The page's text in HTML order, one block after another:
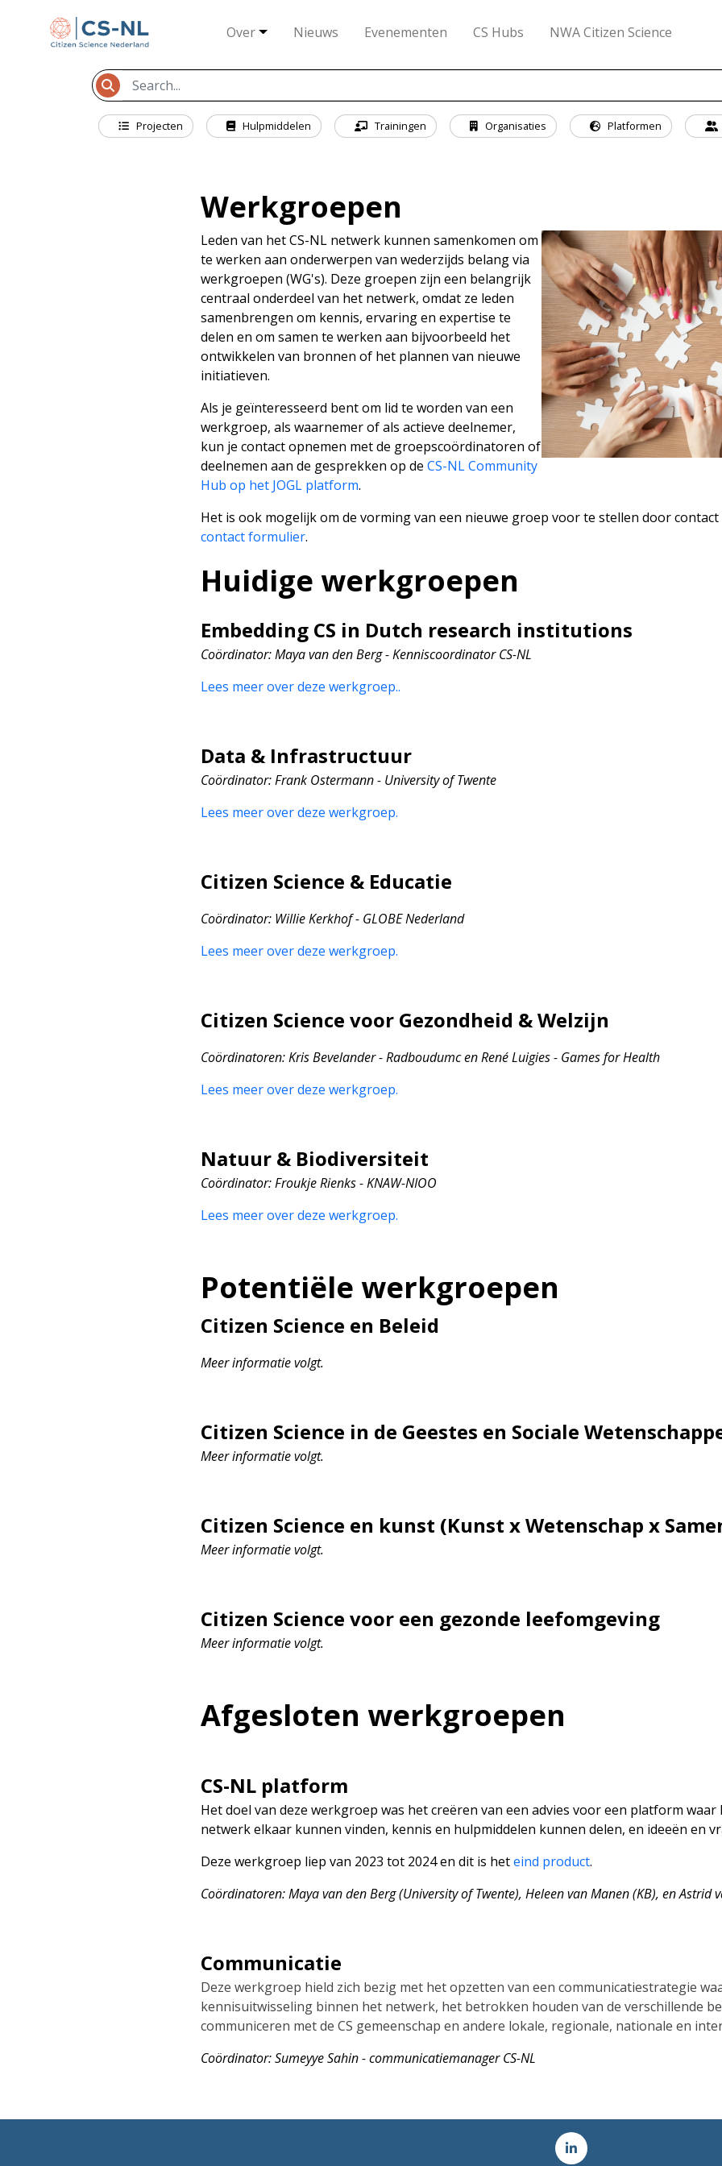
Over Nieuws Evenementen CS Hubs NWA Citizen Science
Projecten Hulpmiddelen Trainingen Organisaties Platformen
Werkgroepen
Leden van het CS-NL netwerk kunnen samenkomen om
te werken aan onderwerpen van wederzijds belang via
werkgroepen (WG's). Deze groepen zijn een belangrijk
centraal onderdeel van het netwerk, omdat ze leden
samenbrengen om kennis, ervaring en expertise te
delen en om samen te werken aan bijvoorbeeld het
ontwikkelen van bronnen of het plannen van nieuwe
initiatieven.
Als je geïnteresseerd bent om lid te worden van een
werkgroep, als waarnemer of als actieve deelnemer,
kun je contact opnemen met de groepscoördinatoren of
deelnemen aan de gesprekken op de CS-NL Community
Hub op het JOGL platform.
Het is ook mogelijk om de vorming van een nieuwe groep voor te stellen door
contact formulier.
Huidige werkgroepen
Embedding CS in Dutch research institutions
Coördinator: Maya van den Berg - Kenniscoordinator CS-NL
Lees meer over deze werkgroep..
Data & Infrastructuur
Coördinator: Frank Ostermann - University of Twente
Lees meer over deze werkgroep.
Citizen Science & Educatie
Coördinator: Willie Kerkhof - GLOBE Nederland
Lees meer over deze werkgroep.
Citizen Science voor Gezondheid & Welzijn
Coördinatoren: Kris Bevelander - Radboudumc en René Luigies - Games for Health
Lees meer over deze werkgroep.
Natuur & Biodiversiteit
Coördinator: Froukje Rienks - KNAW-NIOO
Lees meer over deze werkgroep.
Potentiële werkgroepen
Citizen Science en Beleid
Meer informatie volgt.
Citizen Science in de Geestes en Sociale
Meer informatie volgt.
Citizen Science en kunst (Kunst x Wetenschap x
Meer informatie volgt.
Citizen Science voor een gezonde leefomgeving
Meer informatie volgt.
Afgesloten werkgroepen
CS-NL platform
Het doel van deze werkgroep was het creëren van een advies voor een platform waar
netwerk elkaar kunnen vinden, kennis en hulpmiddelen kunnen delen, en ideeën en
Deze werkgroep liep van 2023 tot 2024 en dit is heteind product.
Coördinatoren: Maya van den Berg (University of Twente), Heleen van Manen (KB), en Astrid
Communicatie
Deze werkgroep hield zich bezig met het opzetten van een communicatiestrategie
kennisuitwisseling binnen het netwerk, het betrokken houden van de verschillende
communiceren met de CS gemeenschap en andere lokale, regionale, nationale en
Coördinator: Sumeyye Sahin - communicatiemanager CS-NL